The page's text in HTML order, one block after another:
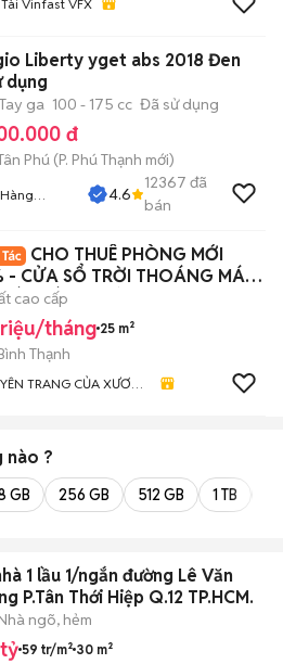
Vinfast VFX
Liberty yget abs 2018 Đen
dụng
Tay ga 100 - 175 cc Đã sử dụng
đ
Phú (P. Phú Thạnh mới)
4.6
12367 đã
bán
CHO THUÊ PHÒNG MỚI
- CỬA SỔ TRỜI THOÁNG MÁT
CÁC TRƯỜNG ĐH
cao cấp
tháng 25 m²
Thạnh
TRANG CỦA XƯƠNG
nào ?
GB 256 GB 512 GB 1 TB
1 lầu 1/ngắn đường Lê Văn
P.Tân Thới Hiệp Q.12 TP.HCM.
ngõ, hẻm
59 tr/m² 30 m²